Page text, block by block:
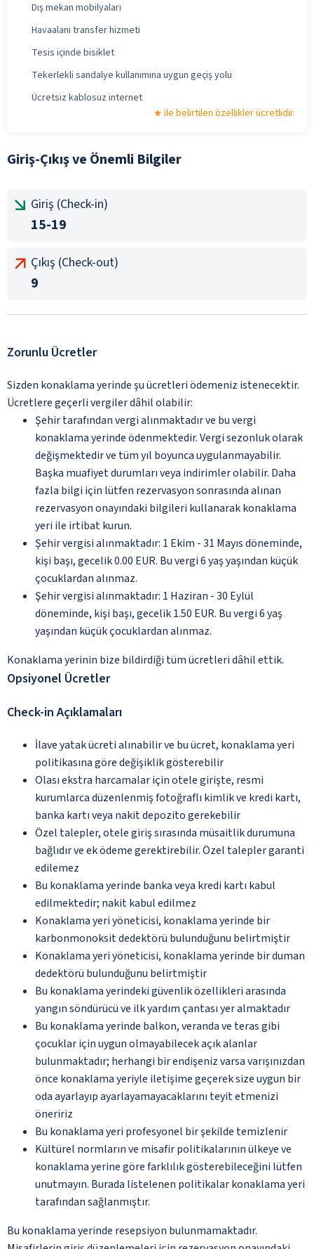
Dış mekan mobilyaları
Havaalanı transfer hizmeti
Tesis içinde bisiklet
Tekerlekli sandalye kullanımına uygun geçiş yolu
Ücretsiz kablosuz internet
ile belirtilen özellikler ücretlidir.
Giriş-Çıkış ve Önemli Bilgiler
Giriş (Check-in)
15-19
Çıkış (Check-out)
9
Zorunlu Ücretler
Sizden konaklama yerinde şu ücretleri ödemeniz istenecektir.
Ücretlere geçerli vergiler dâhil olabilir:
Şehir tarafından vergi alınmaktadır ve bu vergi
konaklama yerinde ödenmektedir. Vergi sezonluk olarak
değişmektedir ve tüm yıl boyunca uygulanmayabilir.
Başka muafiyet durumları veya indirimler olabilir. Daha
fazla bilgi için lütfen rezervasyon sonrasında alınan
rezervasyon onayındaki bilgileri kullanarak konaklama
yeri ile irtibat kurun.
Şehir vergisi alınmaktadır: 1 Ekim - 31 Mayıs döneminde,
kişi başı, gecelik 0.00 EUR. Bu vergi 6 yaş yaşından küçük
çocuklardan alınmaz.
Şehir vergisi alınmaktadır: 1 Haziran - 30 Eylül
döneminde, kişi başı, gecelik 1.50 EUR. Bu vergi 6 yaş
yaşından küçük çocuklardan alınmaz.
Konaklama yerinin bize bildirdiği tüm ücretleri dâhil ettik.
Opsiyonel Ücretler
Check-in Açıklamaları
İlave yatak ücreti alınabilir ve bu ücret, konaklama yeri
politikasına göre değişiklik gösterebilir
Olası ekstra harcamalar için otele girişte, resmi
kurumlarca düzenlenmiş fotoğraflı kimlik ve kredi kartı,
banka kartı veya nakit depozito gerekebilir
Özel talepler, otele giriş sırasında müsaitlik durumuna
bağlıdır ve ek ödeme gerektirebilir. Özel talepler garanti
edilemez
Bu konaklama yerinde banka veya kredi kartı kabul
edilmektedir; nakit kabul edilmez
Konaklama yeri yöneticisi, konaklama yerinde bir
karbonmonoksit dedektörü bulunduğunu belirtmiştir
Konaklama yeri yöneticisi, konaklama yerinde bir duman
dedektörü bulunduğunu belirtmiştir
Bu konaklama yerindeki güvenlik özellikleri arasında
yangın söndürücü ve ilk yardım çantası yer almaktadır
Bu konaklama yerinde balkon, veranda ve teras gibi
çocuklar için uygun olmayabilecek açık alanlar
bulunmaktadır; herhangi bir endişeniz varsa varışınızdan
önce konaklama yeriyle iletişime geçerek size uygun bir
oda ayarlayıp ayarlayamayacaklarını teyit etmenizi
öneririz
Bu konaklama yeri profesyonel bir şekilde temizlenir
Kültürel normların ve misafir politikalarının ülkeye ve
konaklama yerine göre farklılık gösterebileceğini lütfen
unutmayın. Burada listelenen politikalar konaklama yeri
tarafından sağlanmıştır.
Bu konaklama yerinde resepsiyon bulunmamaktadır.